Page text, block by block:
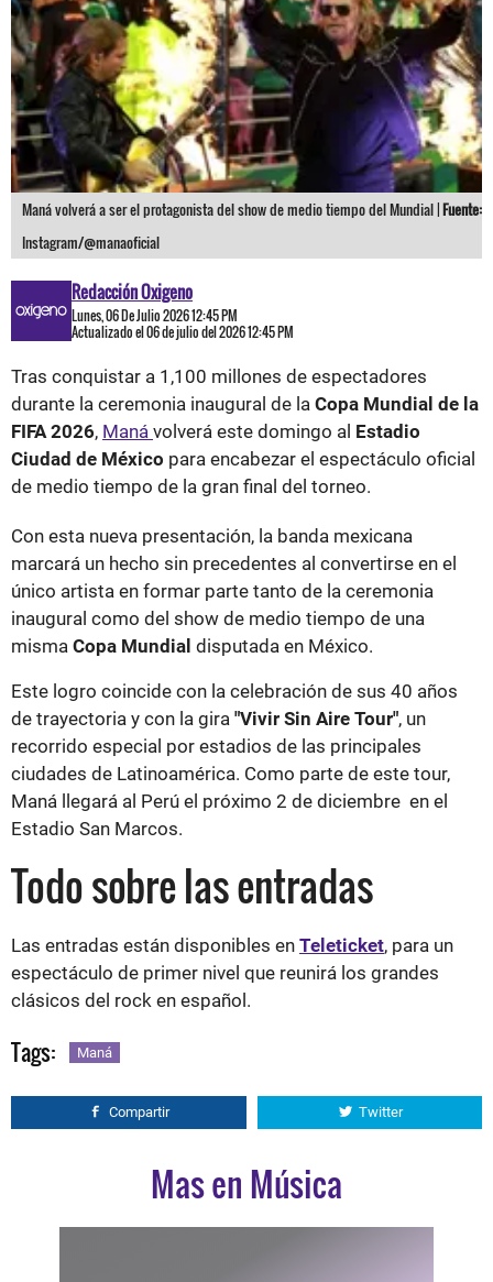
Maná volverá a ser el protagonista del show de medio tiempo del Mundial |Fuente:
Instagram/@manaoficial
Redacción Oxigeno
Lunes, 06 De Julio 2026 12:45 PM
Actualizado el 06 de julio del 2026 12:45 PM
Tras conquistar a 1,100 millones de espectadores
durante la ceremonia inaugural de la Copa Mundial de la
FIFA 2026, Maná volverá este domingo al Estadio
Ciudad de México para encabezar el espectáculo oficial
de medio tiempo de la gran final del torneo.
Con esta nueva presentación, la banda mexicana
marcará un hecho sin precedentes al convertirse en el
único artista en formar parte tanto de la ceremonia
inaugural como del show de medio tiempo de una
misma Copa Mundial disputada en México.
Este logro coincide con la celebración de sus 40 años
de trayectoria y con la gira "Vivir Sin Aire Tour", un
recorrido especial por estadios de las principales
ciudades de Latinoamérica. Como parte de este tour,
Maná llegará al Perú el próximo 2 de diciembre en el
Estadio San Marcos.
Todo sobre las entradas
Las entradas están disponibles en Teleticket, para un
espectáculo de primer nivel que reunirá los grandes
clásicos del rock en español.
Tags: Maná
Compartir Twitter
Mas en Música